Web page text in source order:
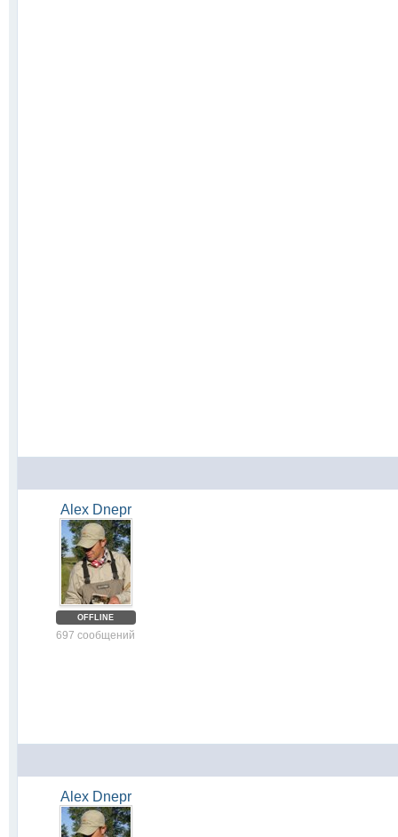
Alex Dnepr
OFFLINE
697 сообщений
Alex Dnepr